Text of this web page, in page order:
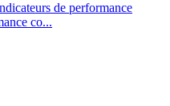
de performance
co...